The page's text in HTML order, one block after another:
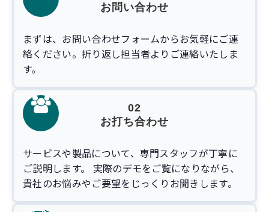
お問い合わせ
まずは、お問い合わせフォームからお気軽にご連
絡ください。折り返し担当者よりご連絡いたしま
す。
02
お打ち合わせ
サービスや製品について、専門スタッフが丁寧に
ご説明します。 実際のデモをご覧になりながら、
貴社のお悩みやご要望をじっくりお聞きします。